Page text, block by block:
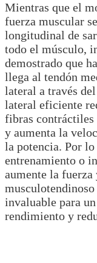
Mientras que el
fuerza muscular
longitudinal de
todo el músculo,
demostrado que
llega al tendón
lateral a través
lateral eficiente
fibras
y aumenta la
la potencia. Por
entrenamiento o
aumente la
musculotendinoso
invaluable para
rendimiento y